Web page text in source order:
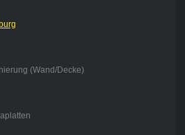
(Wand/Decke)